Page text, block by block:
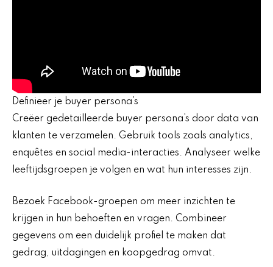
Definieer je buyer persona’s
Creëer gedetailleerde buyer persona’s door data van
klanten te verzamelen. Gebruik tools zoals analytics,
enquêtes en social media-interacties. Analyseer welke
leeftijdsgroepen je volgen en wat hun interesses zijn.
Bezoek Facebook-groepen om meer inzichten te
krijgen in hun behoeften en vragen. Combineer
gegevens om een duidelijk profiel te maken dat
gedrag, uitdagingen en koopgedrag omvat.